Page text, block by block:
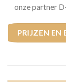
onze partner
PRIJZEN EN